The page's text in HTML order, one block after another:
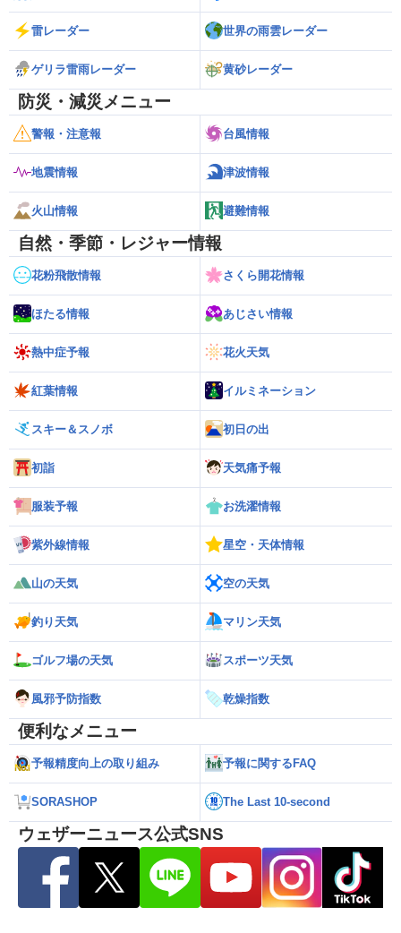
雷レーダー 世界の雨雲レーダー
ゲリラ雷雨レーダー 黄砂レーダー
防災・減災メニュー
警報・注意報 台風情報
地震情報 津波情報
火山情報 避難情報
自然・季節・レジャー情報
花粉飛散情報 さくら開花情報
ほたる情報 あじさい情報
熱中症予報 花火天気
紅葉情報 イルミネーション
スキー＆スノボ 初日の出
初詣 天気痛予報
服装予報 お洗濯情報
紫外線情報 星空・天体情報
山の天気 空の天気
釣り天気 マリン天気
ゴルフ場の天気 スポーツ天気
風邪予防指数 乾燥指数
便利なメニュー
予報精度向上の取り組み 予報に関するFAQ
SORASHOP The Last 10-second
ウェザーニュース公式SNS